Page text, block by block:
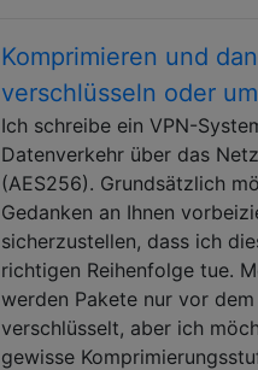
Komprimieren und
verschlüsseln oder
Ich schreibe ein VPN-
Datenverkehr über das
(AES256). Grundsätzlich
Gedanken an Ihnen
sicherzustellen, dass ich
richtigen Reihenfolge tue.
werden Pakete nur vor dem
verschlüsselt, aber ich
gewisse